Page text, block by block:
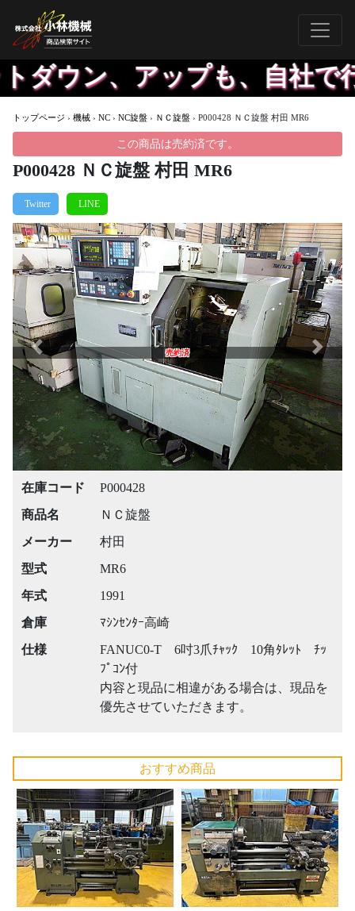
ン、アップも、自社で行
トップページ › 機械 › NC › NC旋盤 › ＮＣ旋盤 › P000428 ＮＣ旋盤 村田 MR6
この商品は売約済です。
P000428 ＮＣ旋盤 村田 MR6
売約済
Previous Next
在庫コード
P000428
商品名
ＮＣ旋盤
メーカー
村田
型式
MR6
年式
1991
倉庫
ﾏｼﾝｾﾝﾀｰ高崎
仕様
FANUC0-T 6吋3爪ﾁｬｯｸ 10角ﾀﾚｯﾄ ﾁｯ
ﾌﾟｺﾝ付
内容と現品に相違がある場合は、現品を
優先させていただきます。
おすすめ商品